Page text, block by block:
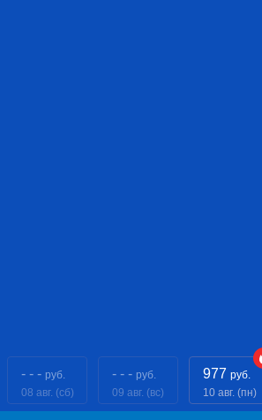
- - - руб.
08 авг. (сб)
- - - руб.
09 авг. (вс)
977 руб.
10 авг. (пн)